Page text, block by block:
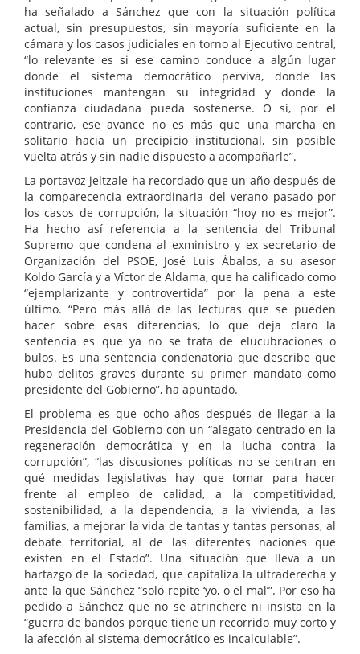
ha señalado a Sánchez que con la situación política
actual, sin presupuestos, sin mayoría suficiente en la
cámara y los casos judiciales en torno al Ejecutivo central,
“lo relevante es si ese camino conduce a algún lugar
donde el sistema democrático perviva, donde las
instituciones mantengan su integridad y donde la
confianza ciudadana pueda sostenerse. O si, por el
contrario, ese avance no es más que una marcha en
solitario hacia un precipicio institucional, sin posible
vuelta atrás y sin nadie dispuesto a acompañarle”.
La portavoz jeltzale ha recordado que un año después de
la comparecencia extraordinaria del verano pasado por
los casos de corrupción, la situación “hoy no es mejor”.
Ha hecho así referencia a la sentencia del Tribunal
Supremo que condena al exministro y ex secretario de
Organización del PSOE, José Luis Ábalos, a su asesor
Koldo García y a Víctor de Aldama, que ha calificado como
“ejemplarizante y controvertida” por la pena a este
último. “Pero más allá de las lecturas que se pueden
hacer sobre esas diferencias, lo que deja claro la
sentencia es que ya no se trata de elucubraciones o
bulos. Es una sentencia condenatoria que describe que
hubo delitos graves durante su primer mandato como
presidente del Gobierno”, ha apuntado.
El problema es que ocho años después de llegar a la
Presidencia del Gobierno con un “alegato centrado en la
regeneración democrática y en la lucha contra la
corrupción”, “las discusiones políticas no se centran en
qué medidas legislativas hay que tomar para hacer
frente al empleo de calidad, a la competitividad,
sostenibilidad, a la dependencia, a la vivienda, a las
familias, a mejorar la vida de tantas y tantas personas, al
debate territorial, al de las diferentes naciones que
existen en el Estado”. Una situación que lleva a un
hartazgo de la sociedad, que capitaliza la ultraderecha y
ante la que Sánchez “solo repite ‘yo, o el mal’”. Por eso ha
pedido a Sánchez que no se atrinchere ni insista en la
“guerra de bandos porque tiene un recorrido muy corto y
la afección al sistema democrático es incalculable”.